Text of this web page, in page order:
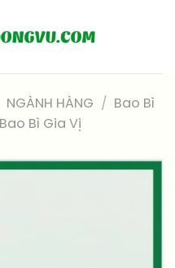
NGÀNH HÀNG /
Bao Bì
Bao Bì Gia Vị